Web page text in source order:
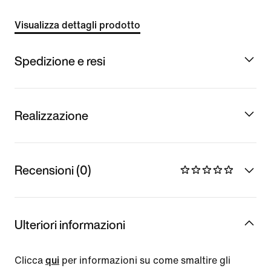
Visualizza dettagli prodotto
Spedizione e resi
Realizzazione
Recensioni (0)
Ulteriori informazioni
Clicca qui per informazioni su come smaltire gli